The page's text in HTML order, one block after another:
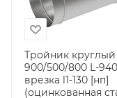
Тройник круглый
900/500/800 L-940
врезка l1-130 [нп]
(оцинкованная